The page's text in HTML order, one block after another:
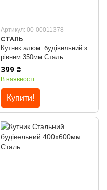
Артикул: 00-00011378
СТАЛЬ
Кутник алюм. будівельний з
рівнем 350мм Сталь
399 ₴
В наявності
Купити!